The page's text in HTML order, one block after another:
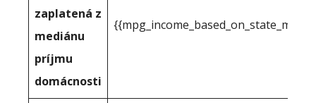
zaplatená z
mediánu
príjmu
domácnosti